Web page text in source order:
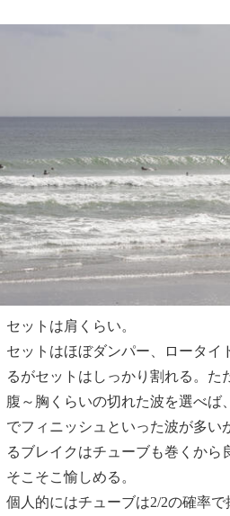
セットは肩くらい。
セットはほぼダンパー、ロータイ
るがセットはしっかり割れる。た
腹～胸くらいの切れた波を選べば
でフィニッシュといった波が多い
るブレイクはチューブも巻くから
そこそこ愉しめる。
個人的にはチューブは2/2の確率